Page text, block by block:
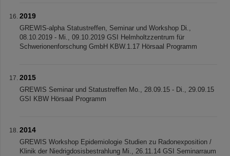
2019
GREWIS-alpha Statustreffen, Seminar und Workshop Di.,
08.10.2019 - Mi., 09.10.2019 GSI Helmholtzzentrum für
Schwerionenforschung GmbH KBW.1.17 Hörsaal Programm
2015
GREWIS Seminar und Statustreffen Mo., 28.09.15 - Di., 29.09.15
GSI KBW Hörsaal Programm
2014
GREWIS Workshop Epidemiologie Studien zu Radonexposition /
Klinik der Niedrigdosisbestrahlung Mi., 26.11.14 GSI Seminarraum